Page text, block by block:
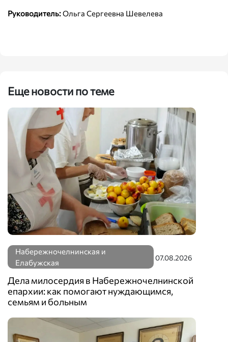
Руководитель:Ольга Сергеевна Шевелева
Еще новости по теме
Набережночелнинская и
Елабужская
07.08.2026
Дела милосердия в Набережночелнинской
епархии: как помогают нуждающимся,
семьям и больным